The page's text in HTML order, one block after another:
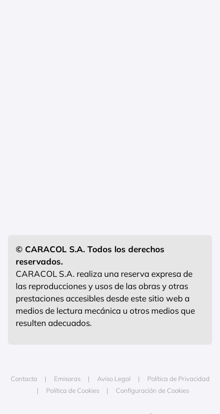
© CARACOL S.A. Todos los derechos
reservados.
CARACOL S.A. realiza una reserva expresa de
las reproducciones y usos de las obras y otras
prestaciones accesibles desde este sitio web a
medios de lectura mecánica u otros medios que
resulten adecuados.
Contacta Emisoras Aviso Legal
Política de Privacidad
Política de Cookies
Configuración de Cookies